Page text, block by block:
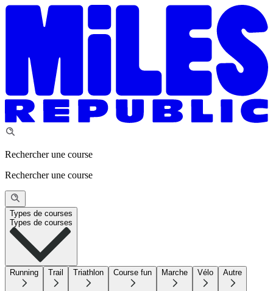
Rechercher une course
Rechercher une course
Types de courses
Types de courses
Running Trail Triathlon Course fun Marche Vélo Autre